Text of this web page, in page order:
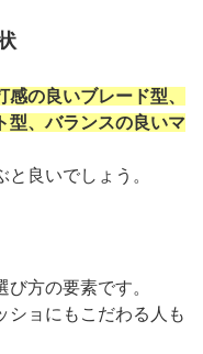
の良いブレード型、
型、バランスの良いマ
良いでしょう。
方の要素です。
ショにもこだわる人も